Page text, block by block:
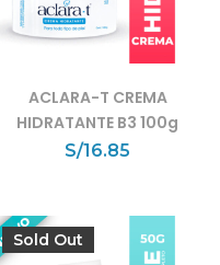
ACLARA-T CREMA
HIDRATANTE B3 100g
S/16.85
Sold Out